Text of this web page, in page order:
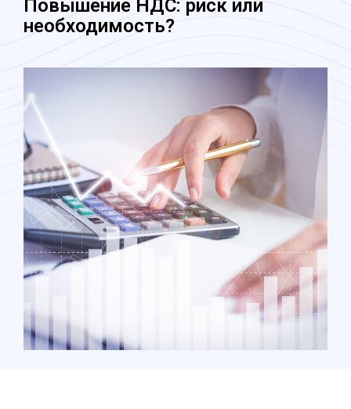
Повышение НДС: риск или
необходимость?